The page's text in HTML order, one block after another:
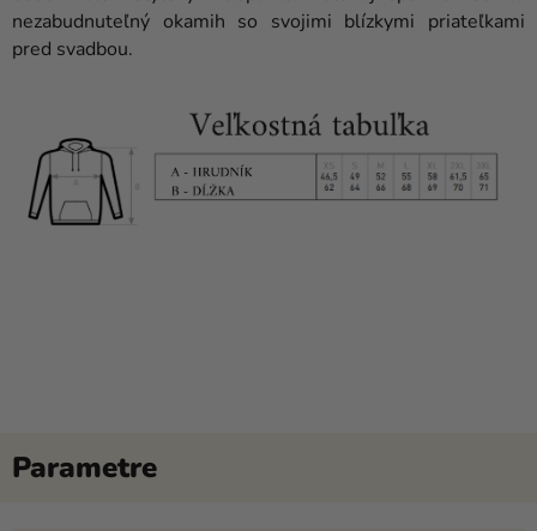
nezabudnuteľný okamih so svojimi blízkymi priateľkami
pred svadbou.